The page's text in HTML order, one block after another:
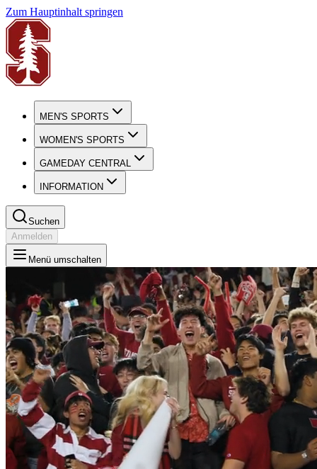
Zum Hauptinhalt springen
MEN'S SPORTS
WOMEN'S SPORTS
GAMEDAY CENTRAL
INFORMATION
Suchen
Anmelden
Menü umschalten